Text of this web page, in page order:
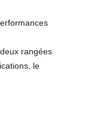
rangées
le